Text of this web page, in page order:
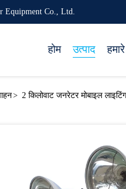
Equipment Co., Ltd.
होम उत्पाद
> 2 किलोवाट जनरेटर मोबाइल